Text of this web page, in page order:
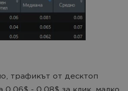
трафикът от десктоп